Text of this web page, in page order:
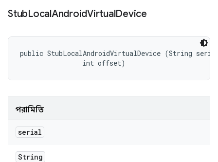
StubLocalAndroidVirtualDevice
public StubLocalAndroidVirtualDevice (String
                int offset)
পরামিতি
serial
String